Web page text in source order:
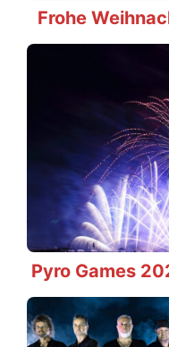
Frohe
Pyro Games